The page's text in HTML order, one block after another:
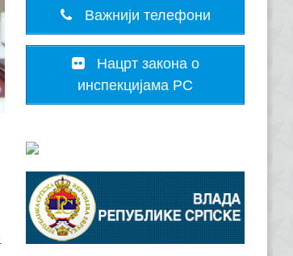
Важнији телефони
Нацрт закона о
инспекцијама РС